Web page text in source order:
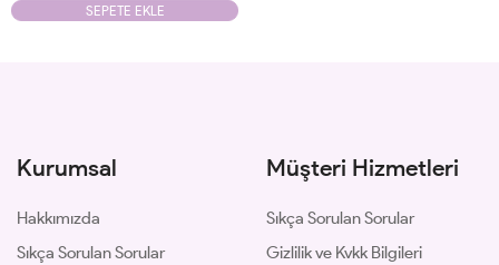
SEPETE EKLE
Kurumsal
Hakkımızda
Sıkça Sorulan Sorular
Müşteri Hizmetleri
Sıkça Sorulan Sorular
Gizlilik ve Kvkk Bilgileri